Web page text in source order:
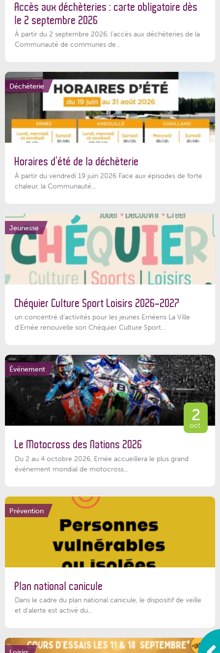
Accès aux déchèteries : carte obligatoire dès
le 2 septembre 2026
À partir du 2 septembre 2026, l’accès aux déchèteries de la
Communauté de communes de...
Déchèterie
Horaires d’été de la déchèterie
À partir du vendredi 19 juin 2026 Face aux épisodes de forte
chaleur, la Communauté...
Jeunesse
Chéquier Culture Sport Loisirs 2026-2027
un concentré d’activités pour les jeunes Ernéens La Ville
d’Ernée renouvelle son Chéquier Culture Sport...
Événement
2
oct.
Le Motocross des Nations 2026
Du 2 au 4 octobre 2026, Ernée accueillera le plus grand
événement mondial de motocross...
Prévention
Plan national canicule
Dans le cadre du plan national canicule, le dispositif de veille
et d’alerte est activé du...